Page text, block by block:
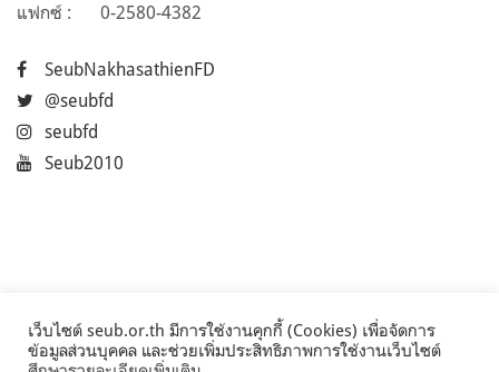
แฟกซ์ :
0-2580-4382
SeubNakhasathienFD
@seubfd
seubfd
Seub2010
เว็บไซต์ seub.or.th มีการใช้งานคุกกี้ (Cookies) เพื่อจัดการ
ข้อมูลส่วนบุคคล และช่วยเพิ่มประสิทธิภาพการใช้งานเว็บไซต์